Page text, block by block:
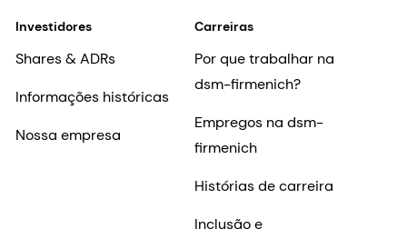
Investidores
Shares & ADRs
Informações históricas
Nossa empresa
Carreiras
Por que trabalhar na
dsm-firmenich?
Empregos na dsm-
firmenich
Histórias de carreira
Inclusão e